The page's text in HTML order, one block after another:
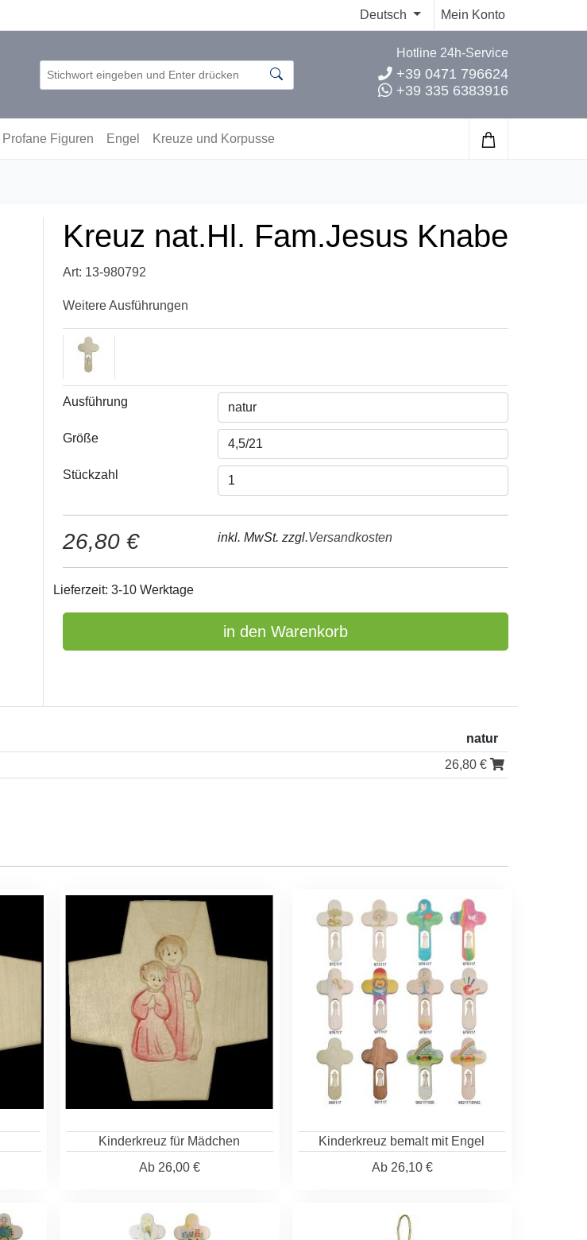
Deutsch Mein Konto
Hotline 24h-Service
+39 0471 796624
+39 335 6383916
Profane Figuren Engel Kreuze und Korpusse
Kreuz nat.Hl. Fam.Jesus Knabe
Art: 13-980792
Weitere Ausführungen
Ausführung
Größe
Stückzahl
26,80 € inkl. MwSt. zzgl.Versandkosten
Lieferzeit: 3-10 Werktage
in den Warenkorb
natur
26,80 €
Kinderkreuz für Mädchen
Ab26,00 €
Kinderkreuz bemalt mit Engel
Ab26,10 €